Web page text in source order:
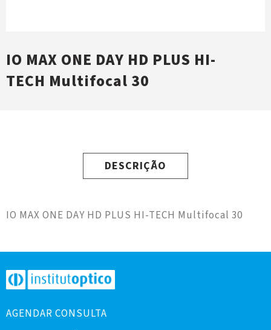
IO MAX ONE DAY HD PLUS HI-
TECH Multifocal 30
DESCRIÇÃO
IO MAX ONE DAY HD PLUS HI-TECH Multifocal 30
AGENDAR CONSULTA